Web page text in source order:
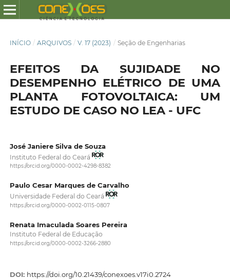
INÍCIO / ARQUIVOS / V. 17 (2023) / Seção de Engenharias
EFEITOS DA SUJIDADE NO
DESEMPENHO ELÉTRICO DE UMA
PLANTA FOTOVOLTAICA: UM
ESTUDO DE CASO NO LEA - UFC
José Janiere Silva de Souza
Instituto Federal do Ceará
https://orcid.org/0000-0002-4298-8382
Paulo Cesar Marques de Carvalho
Universidade Federal do Ceará
https://orcid.org/0000-0002-0115-0807
Renata Imaculada Soares Pereira
Instituto Federal de Educação
https://orcid.org/0000-0002-3266-2880
DOI: https://doi.org/10.21439/conexoes.v17i0.2724